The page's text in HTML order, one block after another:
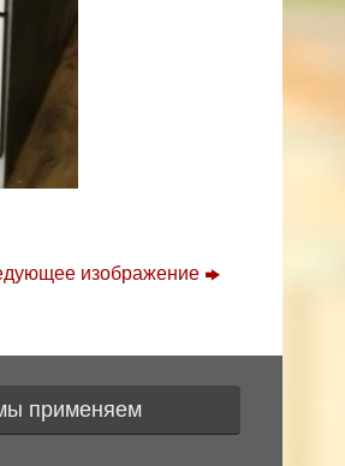
изображение
применяем